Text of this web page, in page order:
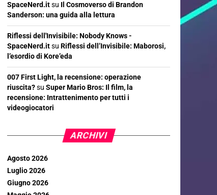
SpaceNerd.itsu Il Cosmoverso di Brandon
Sanderson: una guida alla lettura
Riflessi dell'Invisibile: Nobody Knows -
SpaceNerd.itsu Riflessi dell’Invisibile: Maborosi,
l’esordio di Kore’eda
007 First Light, la recensione: operazione
riuscita?su Super Mario Bros: Il film, la
recensione: Intrattenimento per tutti i
videogiocatori
ARCHIVI
Agosto 2026
Luglio 2026
Giugno 2026